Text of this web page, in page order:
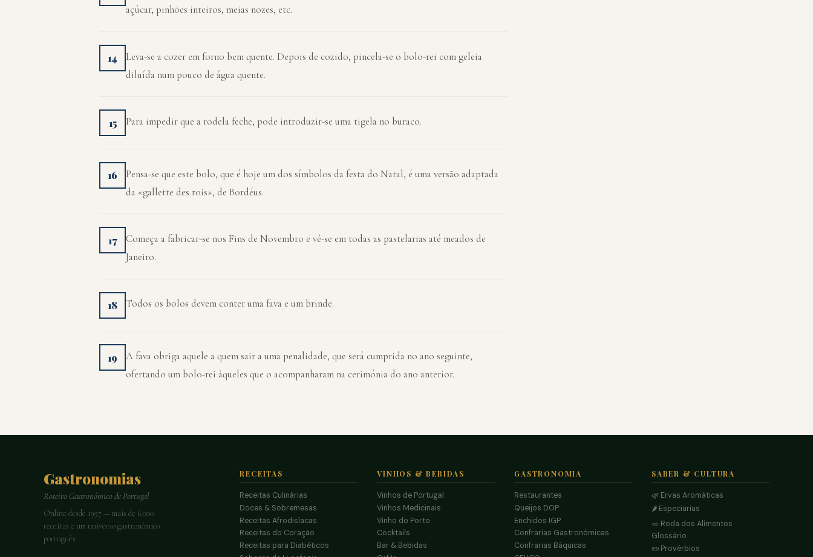
açúcar, pinhões inteiros, meias nozes, etc.
14
Leva-se a cozer em forno bem quente. Depois de cozido, pincela-se o bolo-rei com geleia
diluída num pouco de água quente.
15 Para impedir que a rodela feche, pode introduzir-se uma tigela no buraco.
16
Pensa-se que este bolo, que é hoje um dos símbolos da festa do Natal, é uma versão adaptada
da «gallette des rois», de Bordéus.
17
Começa a fabricar-se nos Fins de Novembro e vê-se em todas as pastelarias até meados de
Janeiro.
18 Todos os bolos devem conter uma fava e um brinde.
19
A fava obriga aquele a quem sair a uma penalidade, que será cumprida no ano seguinte,
ofertando um bolo-rei àqueles que o acompanharam na cerimónia do ano anterior.
Gastronomias
Roteiro Gastronómico de Portugal
Online desde 1997 — mais de 6.000
receitas e um universo gastronómico
português.
RECEITAS
Receitas Culinárias
Doces & Sobremesas
Receitas Afrodisíacas
Receitas do Coração
Receitas para Diabéticos
VINHOS & BEBIDAS
Vinhos de Portugal
Vinhos Medicinais
Vinho do Porto
Cocktails
Bar & Bebidas
GASTRONOMIA
Restaurantes
Queijos DOP
Enchidos IGP
Confrarias Gastronómicas
Confrarias Báquicas
SABER & CULTURA
🌿 Ervas Aromáticas
🌶️ Especiarias
🥗 Roda dos Alimentos
Glossário
📜 Provérbios